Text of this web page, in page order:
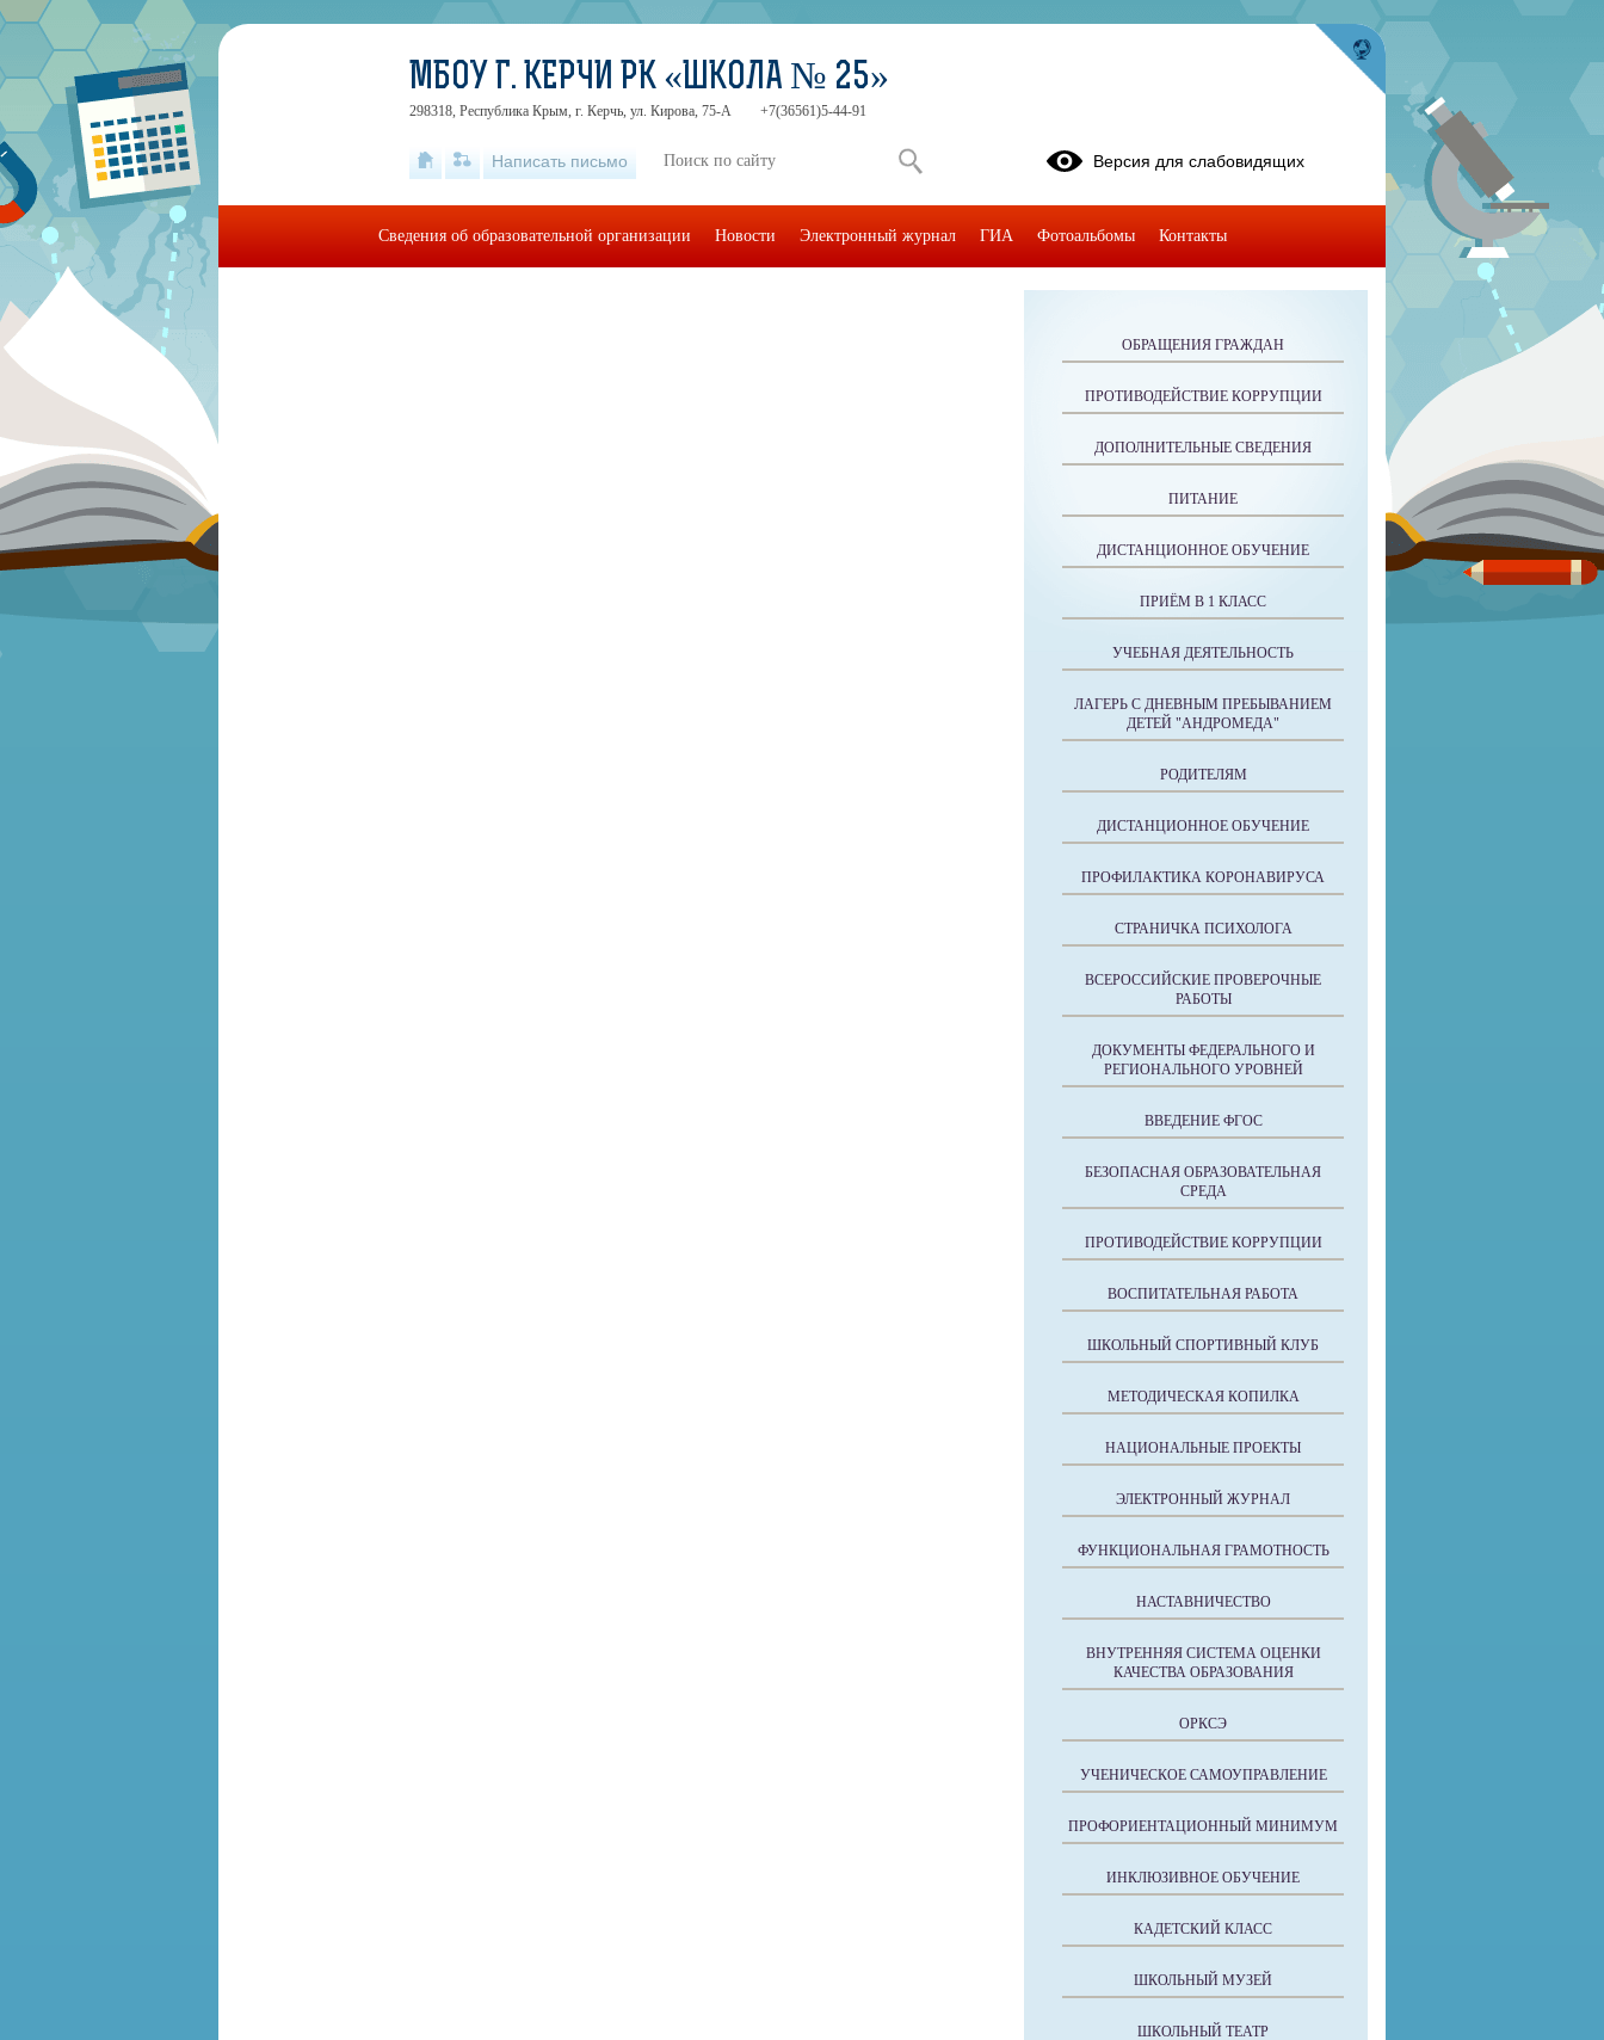
ОБРАЩЕНИЯ ГРАЖДАН
ПРОТИВОДЕЙСТВИЕ КОРРУПЦИИ
ДОПОЛНИТЕЛЬНЫЕ СВЕДЕНИЯ
ПИТАНИЕ
ДИСТАНЦИОННОЕ ОБУЧЕНИЕ
ПРИЁМ В 1 КЛАСС
УЧЕБНАЯ ДЕЯТЕЛЬНОСТЬ
ЛАГЕРЬ С ДНЕВНЫМ ПРЕБЫВАНИЕМ
ДЕТЕЙ "АНДРОМЕДА"
РОДИТЕЛЯМ
ДИСТАНЦИОННОЕ ОБУЧЕНИЕ
ПРОФИЛАКТИКА КОРОНАВИРУСА
СТРАНИЧКА ПСИХОЛОГА
ВСЕРОССИЙСКИЕ ПРОВЕРОЧНЫЕ
РАБОТЫ
ДОКУМЕНТЫ ФЕДЕРАЛЬНОГО И
РЕГИОНАЛЬНОГО УРОВНЕЙ
ВВЕДЕНИЕ ФГОС
БЕЗОПАСНАЯ ОБРАЗОВАТЕЛЬНАЯ
СРЕДА
ПРОТИВОДЕЙСТВИЕ КОРРУПЦИИ
ВОСПИТАТЕЛЬНАЯ РАБОТА
ШКОЛЬНЫЙ СПОРТИВНЫЙ КЛУБ
МЕТОДИЧЕСКАЯ КОПИЛКА
НАЦИОНАЛЬНЫЕ ПРОЕКТЫ
ЭЛЕКТРОННЫЙ ЖУРНАЛ
ФУНКЦИОНАЛЬНАЯ ГРАМОТНОСТЬ
НАСТАВНИЧЕСТВО
ВНУТРЕННЯЯ СИСТЕМА ОЦЕНКИ
КАЧЕСТВА ОБРАЗОВАНИЯ
ОРКСЭ
УЧЕНИЧЕСКОЕ САМОУПРАВЛЕНИЕ
ПРОФОРИЕНТАЦИОННЫЙ МИНИМУМ
ИНКЛЮЗИВНОЕ ОБУЧЕНИЕ
КАДЕТСКИЙ КЛАСС
ШКОЛЬНЫЙ МУЗЕЙ
ШКОЛЬНЫЙ ТЕАТР
МБОУ Г. КЕРЧИ РК «ШКОЛА № 25»
298318, Республика Крым, г. Керчь, ул. Кирова, 75-А +7(36561)5-44-91
Написать письмо Версия для слабовидящих
Сведения об образовательной организации Новости Электронный журнал ГИА Фотоальбомы Контакты